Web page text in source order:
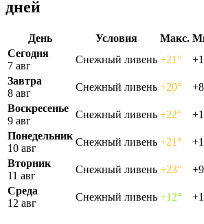
дней
День Условия Макс.
Сегодня
7 авг
Снежный ливень +21°
Завтра
8 авг
Снежный ливень +20°
Воскресенье
9 авг
Снежный ливень +22°
Понедельник
10 авг
Снежный ливень +21°
Вторник
11 авг
Снежный ливень +23°
Среда
12 авг
Снежный ливень +12°